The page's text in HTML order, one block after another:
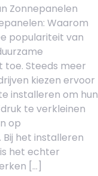
Zonnepanelen
Waarom
populariteit van
Steeds meer
kiezen ervoor
installeren om hun
te verkleinen
op
het installeren
het echter
[…]